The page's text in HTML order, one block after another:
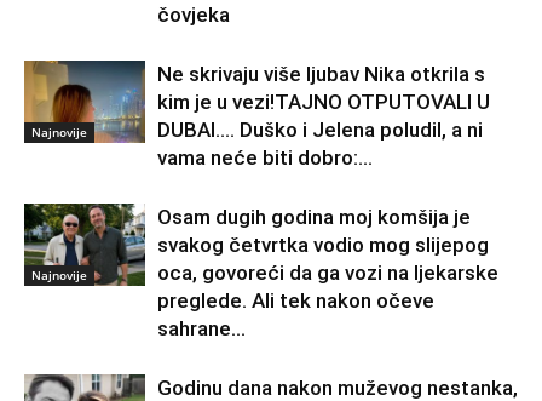
čovjeka
Najnovije
Ne skrivaju više ljubav Nika otkrila s
kim je u vezi!TAJNO OTPUTOVALI U
DUBAI…. Duško i Jelena poludil, a ni
vama neće biti dobro:...
Najnovije
Osam dugih godina moj komšija je
svakog četvrtka vodio mog slijepog
oca, govoreći da ga vozi na ljekarske
preglede. Ali tek nakon očeve
sahrane...
Godinu dana nakon muževog nestanka,